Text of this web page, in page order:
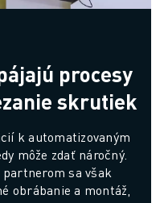
procesy
skrutiek
k automatizovaným
môže zdať náročný.
sa však
obrábanie a montáž,